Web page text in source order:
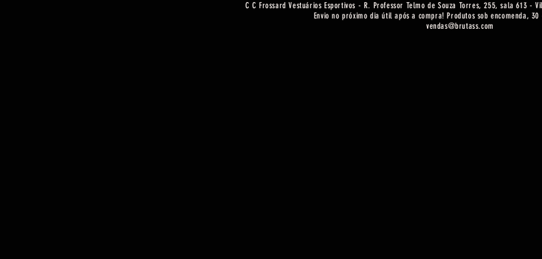
C C Frossard Vestuários Esportivos - R. Professor Telmo de Souza Torres, 255, sala 613 -
Envio no próximo dia útil após a compra! Produtos sob encomenda, 30
vendas@brutass.com